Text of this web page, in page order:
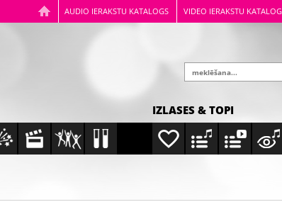
AUDIO IERAKSTU KATALOGS VIDEO IERAKSTU
IZLASES & TOPI